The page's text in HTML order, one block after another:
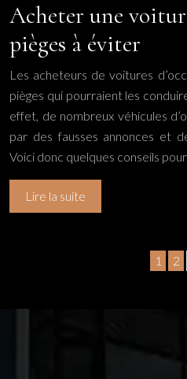
Acheter une
pièges à éviter
Les acheteurs de voitures
pièges qui pourraient les
effet, de nombreux véhicules
par des fausses annonces et
Voici donc quelques conseils
Lire la suite
1 2